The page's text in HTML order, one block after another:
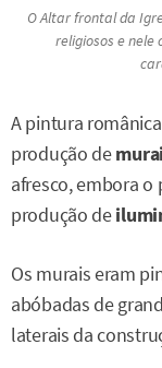
O Altar frontal da
religiosos e nele
A pintura
produção de
afresco, embora
produção de
Os murais eram
abóbadas de
laterais da